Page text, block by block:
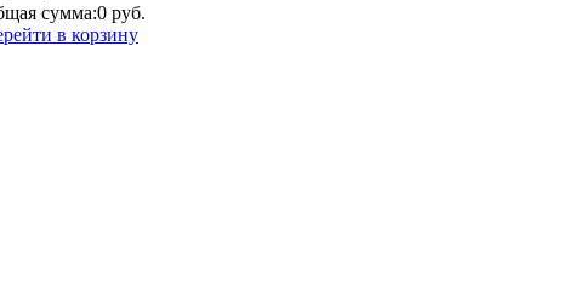
сумма:0 руб.
в корзину